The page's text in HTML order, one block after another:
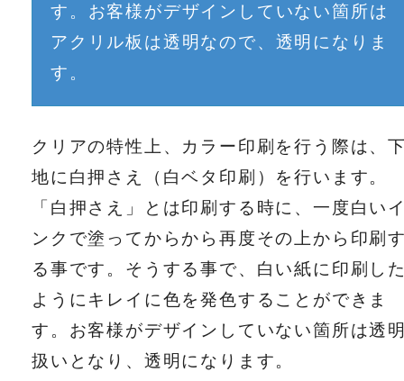
す。お客様がデザインしていない箇所は
アクリル板は透明なので、透明になりま
す。
クリアの特性上、カラー印刷を行う際は、
地に白押さえ（白ベタ印刷）を行います。
「白押さえ」とは印刷する時に、一度白い
ンクで塗ってからから再度その上から印刷
る事です。そうする事で、白い紙に印刷し
ようにキレイに色を発色することができま
す。お客様がデザインしていない箇所は透
扱いとなり、透明になります。